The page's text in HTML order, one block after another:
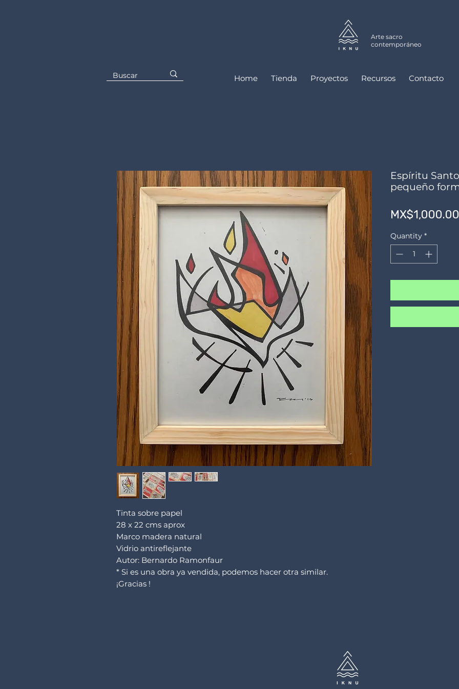
Arte sacro
contemporáneo
Home Tienda Proyectos Recursos Contacto
Tinta sobre papel
28 x 22 cms aprox
Marco madera natural
Vidrio antireflejante
Autor: Bernardo Ramonfaur
* Si es una obra ya vendida, podemos hacer otra similar.
¡Gracias !
Espíritu
pequeño
MX$1,000.00
Quantity *